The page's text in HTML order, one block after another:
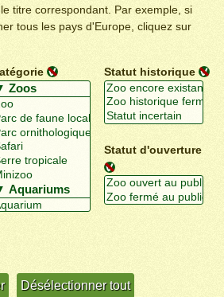
titre correspondant. Par exemple, si
tous les pays d'Europe, cliquez sur
Statut historique
Statut d'ouverture